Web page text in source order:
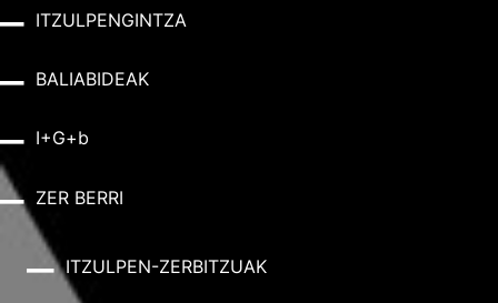
ITZULPENGINTZA
BALIABIDEAK
I+G+b
ZER BERRI
ITZULPEN-ZERBITZUAK